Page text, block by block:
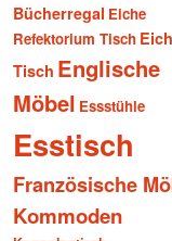
Bücherregal Eiche
Refektorium Tisch
Tisch Englische
Möbel Essstühle
Esstisch
Französische
Kommoden